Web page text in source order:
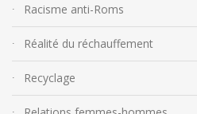
Racisme anti-Roms
Réalité du réchauffement
Recyclage